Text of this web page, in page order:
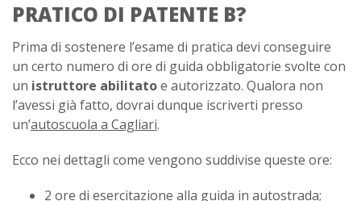
PRATICO DI PATENTE B?
Prima di sostenere l’esame di pratica devi conseguire
un certo numero di ore di guida obbligatorie svolte con
un istruttore abilitatoe autorizzato. Qualora non
l’avessi già fatto, dovrai dunque iscriverti presso
un’autoscuola a Cagliari.
Ecco nei dettagli come vengono suddivise queste ore:
2 ore di esercitazione alla guida in autostrada;